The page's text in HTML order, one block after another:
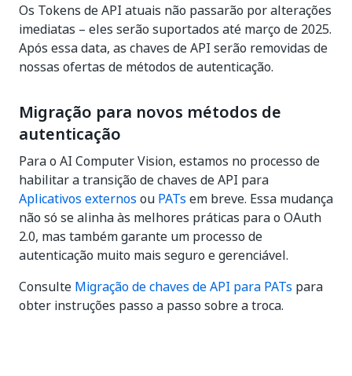
Os Tokens de API atuais não passarão por alterações
imediatas – eles serão suportados até março de 2025.
Após essa data, as chaves de API serão removidas de
nossas ofertas de métodos de autenticação.
Migração para novos métodos de
autenticação
Para o AI Computer Vision, estamos no processo de
habilitar a transição de chaves de API para
Aplicativos externos ou PATs em breve. Essa mudança
não só se alinha às melhores práticas para o OAuth
2.0, mas também garante um processo de
autenticação muito mais seguro e gerenciável.
Consulte Migração de chaves de API para PATs para
obter instruções passo a passo sobre a troca.